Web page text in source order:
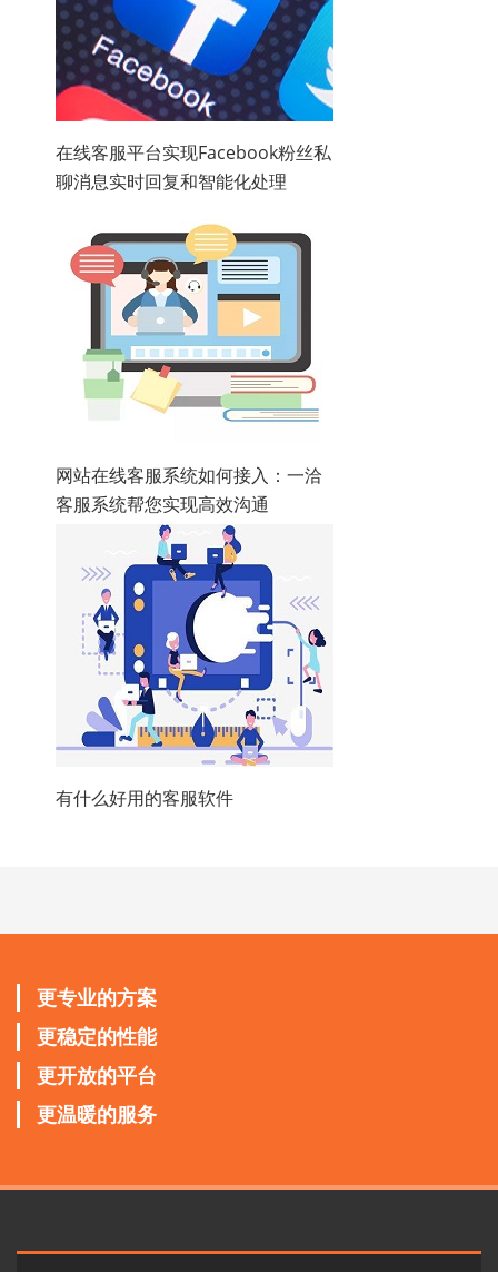
在线客服平台实现Facebook粉丝私
聊消息实时回复和智能化处理
网站在线客服系统如何接入：一洽
客服系统帮您实现高效沟通
有什么好用的客服软件
更专业的方案
更稳定的性能
更开放的平台
更温暖的服务